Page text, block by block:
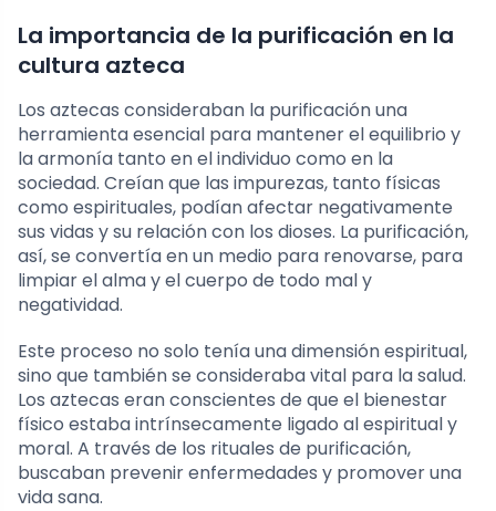
La importancia de la purificación en la
cultura azteca
Los aztecas consideraban la purificación una
herramienta esencial para mantener el equilibrio y
la armonía tanto en el individuo como en la
sociedad. Creían que las impurezas, tanto físicas
como espirituales, podían afectar negativamente
sus vidas y su relación con los dioses. La purificación,
así, se convertía en un medio para renovarse, para
limpiar el alma y el cuerpo de todo mal y
negatividad.
Este proceso no solo tenía una dimensión espiritual,
sino que también se consideraba vital para la salud.
Los aztecas eran conscientes de que el bienestar
físico estaba intrínsecamente ligado al espiritual y
moral. A través de los rituales de purificación,
buscaban prevenir enfermedades y promover una
vida sana.